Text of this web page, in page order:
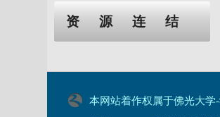
资源连结
本网站着作权属于佛光大学